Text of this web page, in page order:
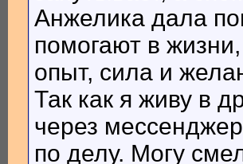
Анжелика дала
помогают в
опыт, сила и
Так как я живу в
через
по делу. Могу